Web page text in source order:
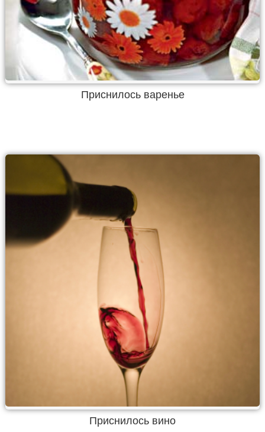
Приснилось варенье
Приснилось вино